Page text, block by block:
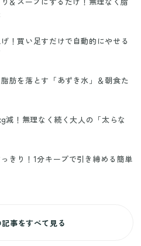
！買い足すだけで自動的にやせる
肪を落とす「あずき水」＆朝食た
減！無理なく続く大人の「太らな
きり！1分キープで引き締める簡単
事をすべて見る